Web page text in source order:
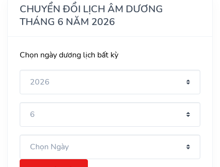
CHUYỂN ĐỔI LỊCH ÂM DƯƠNG
THÁNG 6 NĂM 2026
Chọn ngày dương lịch bất kỳ